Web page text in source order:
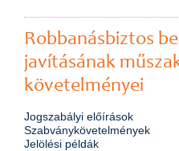
Robbanásbiztos
javításának
követelményei
Jogszabályi előírások
Szabványkövetelmények
Jelölési példák